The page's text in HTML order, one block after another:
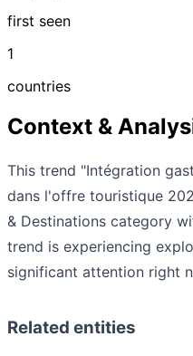
first seen
1
countries
Context &
This trend "Intégration
dans l'offre touristique
& Destinations category
trend is experiencing
significant attention right
Related entities